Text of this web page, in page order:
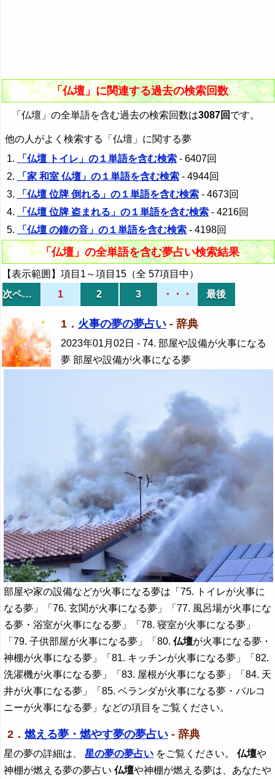
「仏壇」に関連する過去の検索回数
「仏壇」の全単語を含む過去の検索回数は3087回 です。
他の人がよく検索する「仏壇」に関する夢
「仏壇 トイレ」の１単語を含む検索 - 6407回
「家 和室 仏壇」の１単語を含む検索 - 4944回
「仏壇 位牌 倒れる」の１単語を含む検索 - 4673回
「仏壇 位牌 盗まれる」の１単語を含む検索 - 4216回
「仏壇 の鐘の音」の１単語を含む検索 - 4198回
「仏壇」の全単語を含む夢占い検索結果
【表示範囲】項目1～項目15（全 57項目中）
次ページ
1 2 3 ・・・ 最後
1． 火事の夢の夢占い - 辞典
2023年01月02日 - 74. 部屋や設備が火事になる
夢 部屋や設備が火事になる夢
部屋や家の設備などが火事になる夢は「75. トイレが火事に
なる夢」「76. 玄関が火事になる夢」「77. 風呂場が火事にな
る夢・浴室が火事になる夢」「78. 寝室が火事になる夢」
「79. 子供部屋が火事になる夢」「80.仏壇が火事になる夢・
神棚が火事になる夢」「81. キッチンが火事になる夢」「82.
洗濯機が火事になる夢」「83. 屋根が火事になる夢」「84. 天
井が火事になる夢」「85. ベランダが火事になる夢・バルコ
ニーが火事になる夢」などの項目をご覧ください。
2． 燃える夢・燃やす夢の夢占い- 辞典
星の夢の詳細は、星の夢の夢占い をご覧ください。仏壇や
神棚が燃える夢の夢占い仏壇や神棚が燃える夢は、あなたや